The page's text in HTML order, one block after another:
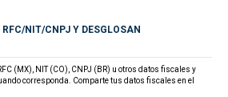
NIT/CNPJ Y DESGLOSAN
(MX), NIT (CO), CNPJ (BR) u otros datos fiscales y
corresponda. Comparte tus datos fiscales en el